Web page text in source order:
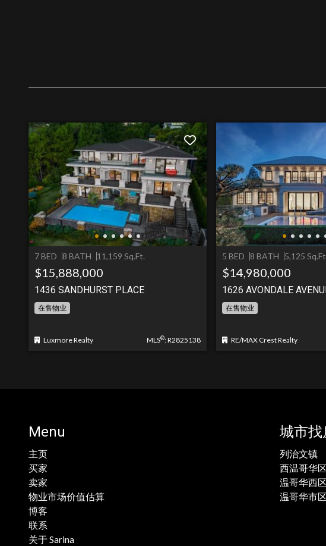
7 BED 8 BATH 11,159 Sq.Ft.
$15,888,000
1436 SANDHURST PLACE
在售物业
Luxmore Realty MLS®: R2825138
5 BED 8 BATH 5,125
$14,980,000
1626 AVONDALE
在售物业
RE/MAX Crest Realty
Menu
主页
买家
卖家
物业市场价值估算
博客
联系
关于 Sarina
城市找
列治文镇
西温哥华区
温哥华西区
温哥华市区